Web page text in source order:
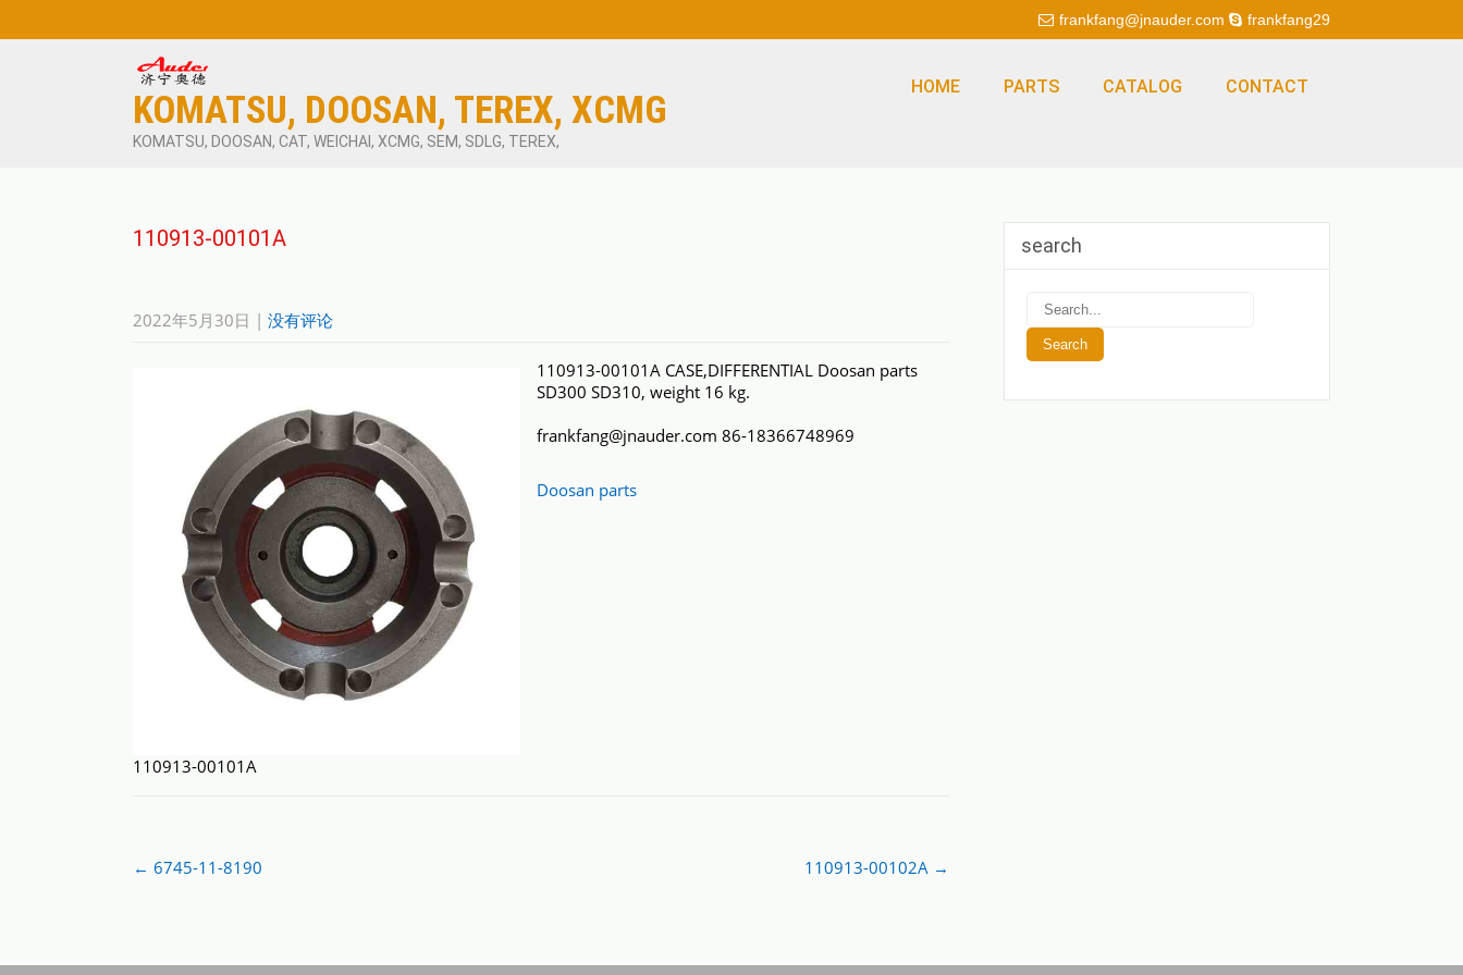
frankfang@jnauder.com frankfang29
KOMATSU, DOOSAN, TEREX, XCMG
KOMATSU, DOOSAN, CAT, WEICHAI, XCMG, SEM, SDLG, TEREX,
HOME PARTS CATALOG CONTACT
110913-00101A
2022年5月30日 | 没有评论
110913-00101A
110913-00101A CASE,DIFFERENTIAL Doosan parts
SD300 SD310, weight 16 kg.
frankfang@jnauder.com 86-18366748969
Doosan parts
Post
navigation
← 6745-11-8190 110913-00102A →
search